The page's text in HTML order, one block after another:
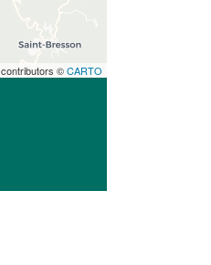
contributors ©CARTO